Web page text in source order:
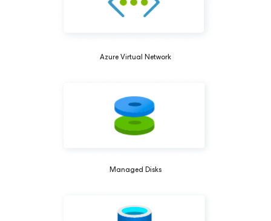
Azure Virtual Network
Managed Disks